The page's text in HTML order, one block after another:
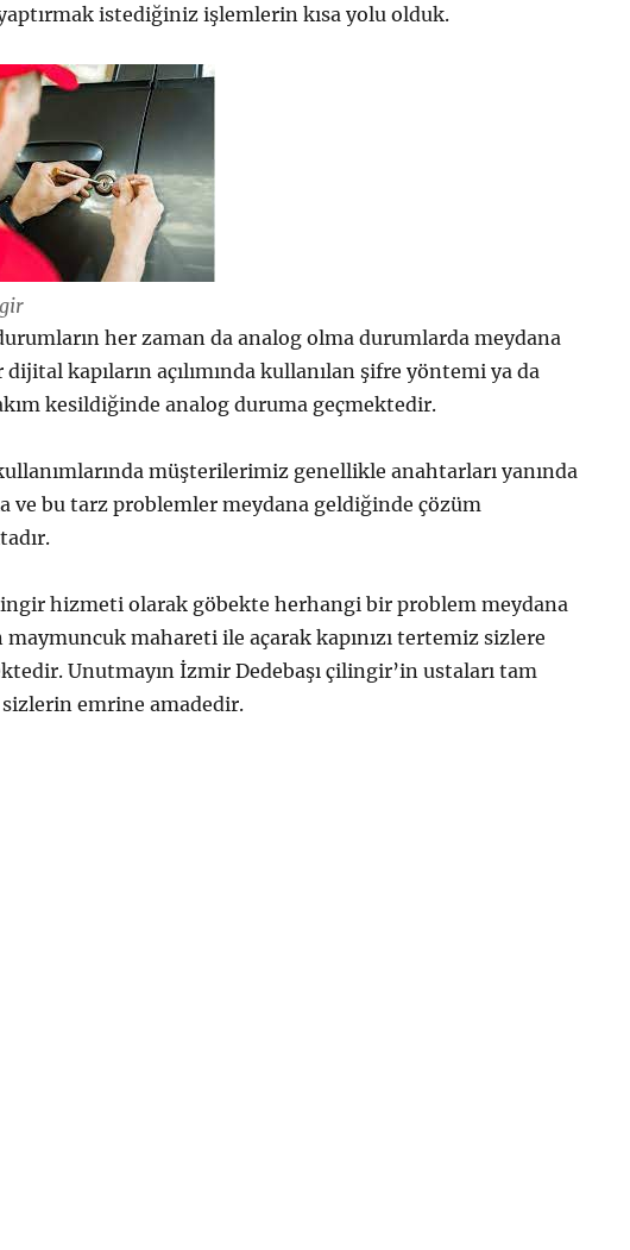
istediğiniz işlemlerin kısa yolu olduk.
her zaman da analog olma durumlarda meydana
kapıların açılımında kullanılan şifre yöntemi ya da
kesildiğinde analog duruma geçmektedir.
müşterilerimiz genellikle anahtarları yanında
ve bu tarz problemler meydana geldiğinde çözüm
hizmeti olarak göbekte herhangi bir problem meydana
mahareti ile açarak kapınızı tertemiz sizlere
Unutmayın İzmir Dedebaşı çilingir’in ustaları tam
emrine amadedir.